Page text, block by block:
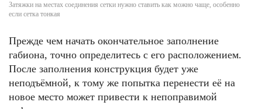
Затяжки на местах соединения сетки нужно ставить как можно чаще, особенно
если сетка тонкая
Прежде чем начать окончательное заполнение
габиона, точно определитесь с его расположением.
После заполнения конструкция будет уже
неподъёмной, к тому же попытка перенести её на
новое место может привести к непоправимой